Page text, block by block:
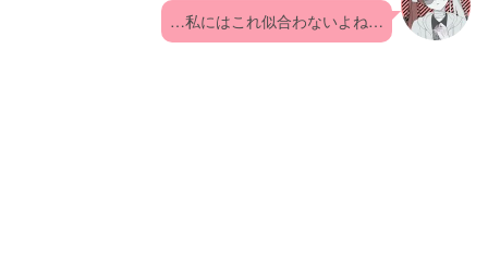
…私にはこれ似合わないよね…